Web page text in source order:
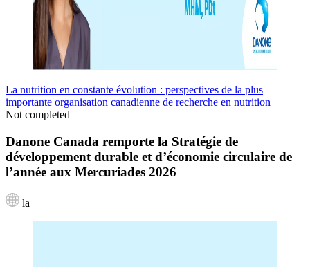
La nutrition en constante évolution : perspectives de la plus
importante organisation canadienne de recherche en nutrition
Not completed
Danone Canada remporte la Stratégie de
développement durable et d’économie circulaire de
l’année aux Mercuriades 2026
la